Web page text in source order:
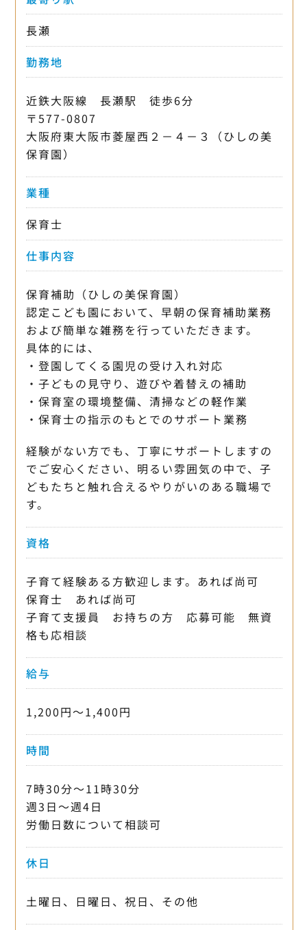
長瀬
勤務地
近鉄大阪線 長瀬駅 徒歩6分
〒577-0807
大阪府東大阪市菱屋西２－４－３（ひしの美
保育園）
業種
保育士
仕事内容
保育補助（ひしの美保育園）
認定こども園において、早朝の保育補助業務
および簡単な雑務を行っていただきます。
具体的には、
・登園してくる園児の受け入れ対応
・子どもの見守り、遊びや着替えの補助
・保育室の環境整備、清掃などの軽作業
・保育士の指示のもとでのサポート業務
経験がない方でも、丁寧にサポートしますの
でご安心ください、明るい雰囲気の中で、子
どもたちと触れ合えるやりがいのある職場で
す。
資格
子育て経験ある方歓迎します。あれば尚可
保育士 あれば尚可
子育て支援員 お持ちの方 応募可能 無資
格も応相談
給与
1,200円〜1,400円
時間
7時30分〜11時30分
週3日〜週4日
労働日数について相談可
休日
土曜日、日曜日、祝日、その他